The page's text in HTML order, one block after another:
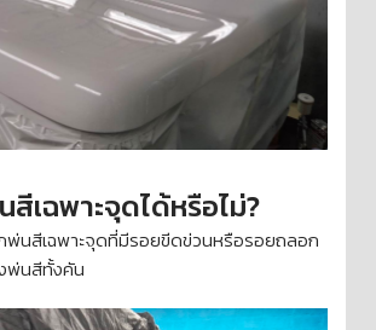
เฉพาะจุดได้หรือไม่?
นสีเฉพาะจุดที่มีรอยขีดข่วนหรือรอยถลอก
พ่นสีทั้งคัน